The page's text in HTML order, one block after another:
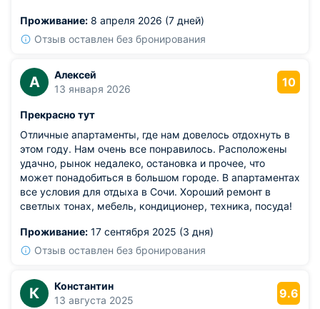
чисто, полотенца меняют регулярно.
Из недостатков: в номере нет сушилки для белья. Если
развесить вещи, — не самая удобная задача.
Проживание: 8 апреля 2026 (7 дней)
Отзыв оставлен без бронирования
А
Алексей
13 января 2026
10
Прекрасно тут
Отличные апартаменты, где нам довелось отдохнуть в
этом году. Нам очень все понравилось. Расположены
удачно, рынок недалеко, остановка и прочее, что
может понадобиться в большом городе. В апартаментах
все условия для отдыха в Сочи. Хороший ремонт в
светлых тонах, мебель, кондиционер, техника, посуда!
Проживание: 17 сентября 2025 (3 дня)
Отзыв оставлен без бронирования
К
Константин
13 августа 2025
9.6